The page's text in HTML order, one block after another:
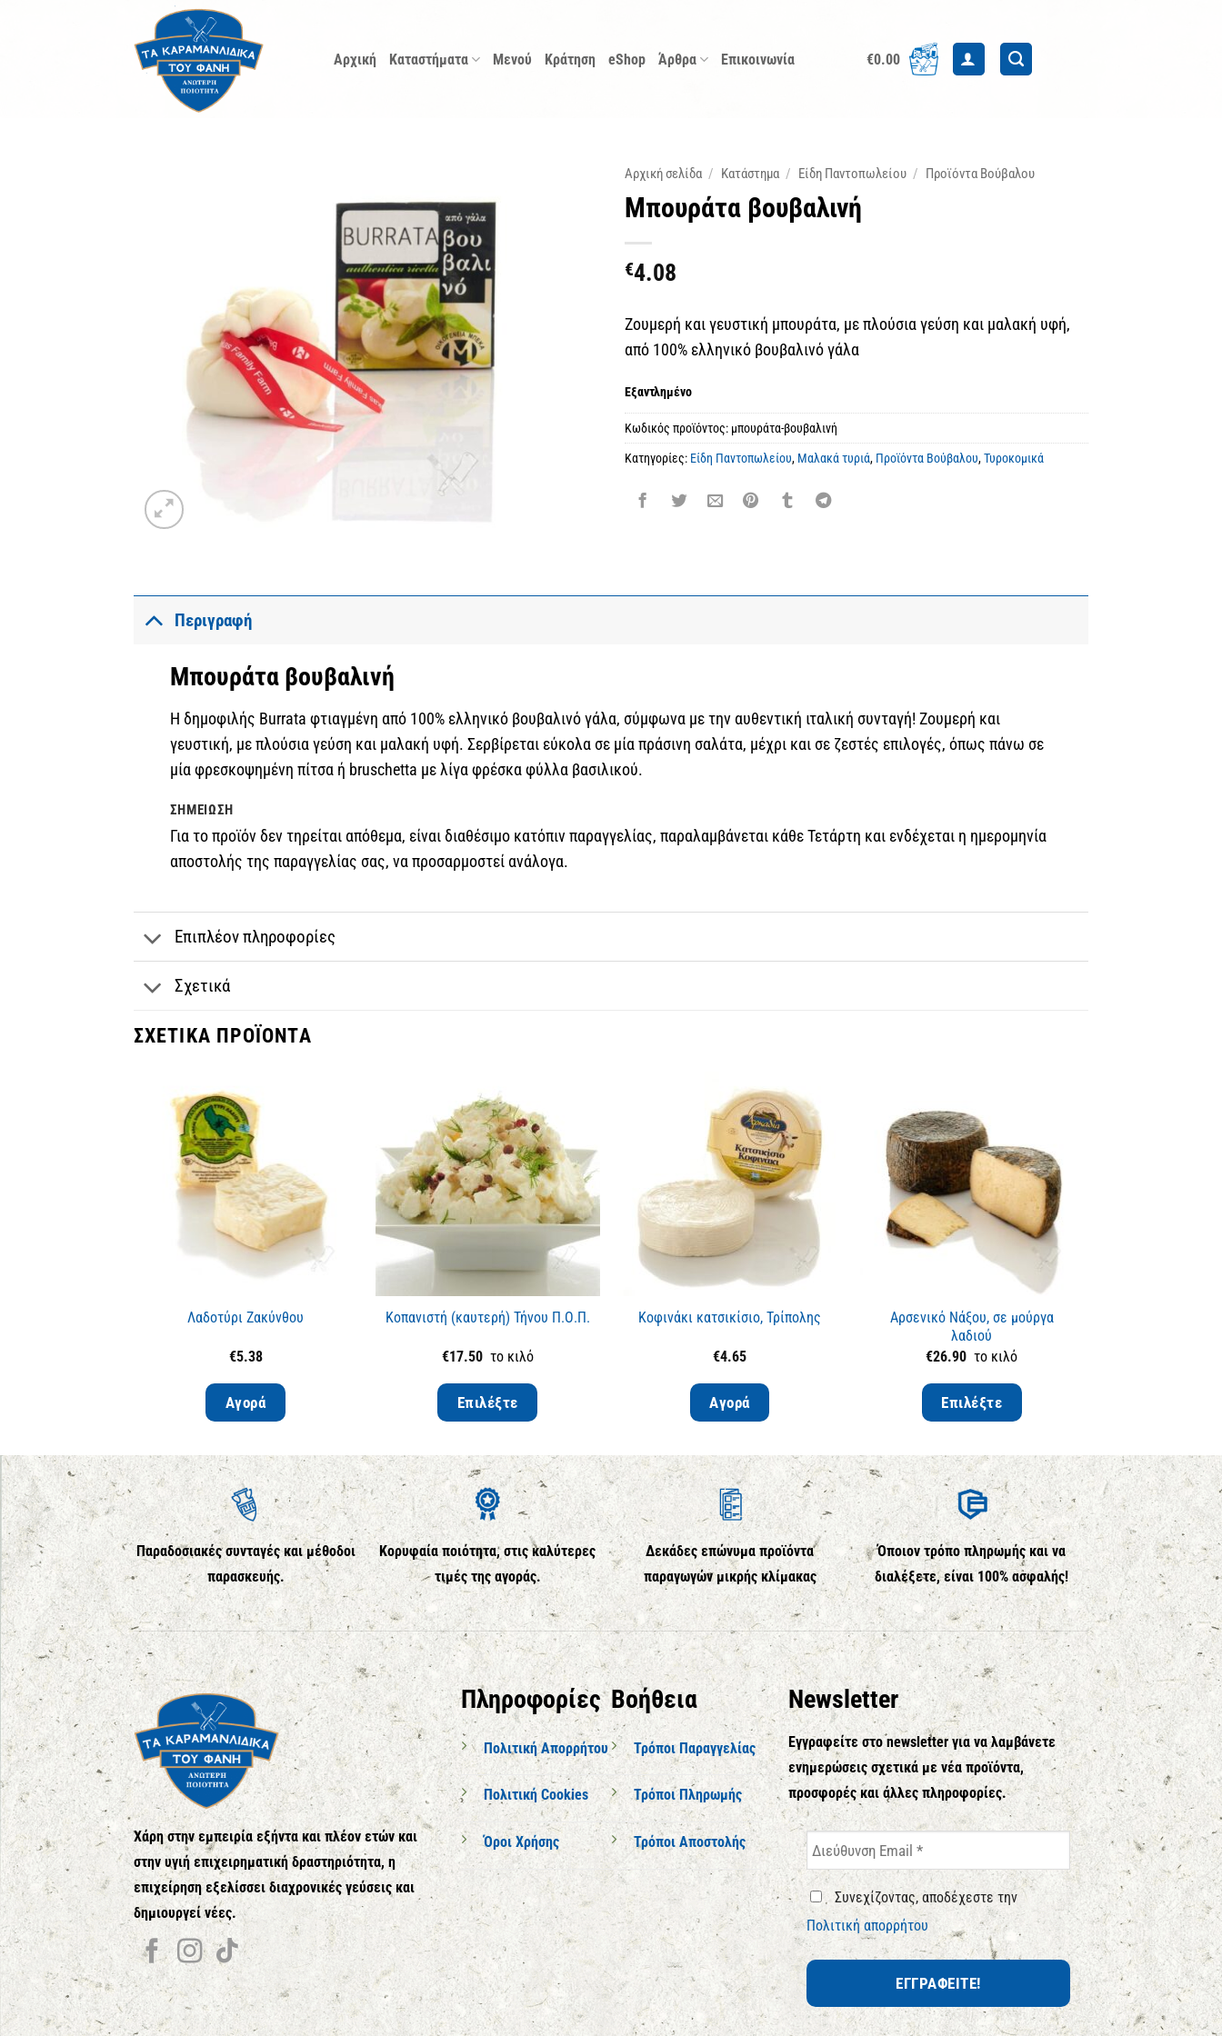
Αρχική Καταστήματα Μενού Κράτηση eShop Άρθρα Επικοινωνία €0.00
Αρχική σελίδα / Κατάστημα / Είδη Παντοπωλείου / Προϊόντα Βούβαλου
Μπουράτα βουβαλινή
€4.08
Zουμερή και γευστική μπουράτα, με πλούσια γεύση και μαλακή υφή,
από 100% ελληνικό βουβαλινό γάλα
Εξαντλημένο
Κωδικός προϊόντος: μπουράτα-βουβαλινή
Κατηγορίες: Είδη Παντοπωλείου, Μαλακά τυριά, Προϊόντα Βούβαλου,Τυροκομικά
Περιγραφή
Μπουράτα βουβαλινή
Η δημοφιλής Burrata φτιαγμένη από 100% ελληνικό βουβαλινό γάλα, σύμφωνα με την αυθεντική ιταλική συνταγή! Zουμερή και
γευστική, με πλούσια γεύση και μαλακή υφή. Σερβίρεται εύκολα σε μία πράσινη σαλάτα, μέχρι και σε ζεστές επιλογές, όπως πάνω σε
μία φρεσκοψημένη πίτσα ή bruschetta με λίγα φρέσκα φύλλα βασιλικού.
ΣΗΜΕΊΩΣΗ
Για το προϊόν δεν τηρείται απόθεμα, είναι διαθέσιμο κατόπιν παραγγελίας, παραλαμβάνεται κάθε Τετάρτη και ενδέχεται η ημερομηνία
αποστολής της παραγγελίας σας, να προσαρμοστεί ανάλογα.
Επιπλέον πληροφορίες
Σχετικά
ΣΧΕΤΙΚΆ ΠΡΟΪΌΝΤΑ
Λαδοτύρι Ζακύνθου
€5.38
Αγορά
Κοπανιστή (καυτερή) Τήνου Π.Ο.Π.
€17.50το κιλό
Επιλέξτε
Κοφινάκι κατσικίσιο, Τρίπολης
€4.65
Αγορά
Αρσενικό Νάξου, σε μούργα
λαδιού
€26.90 το κιλό
Επιλέξτε
Παραδοσιακές συνταγές και μέθοδοι
παρασκευής.
Κορυφαία ποιότητα, στις καλύτερες
τιμές της αγοράς.
Δεκάδες επώνυμα προϊόντα
παραγωγών μικρής κλίμακας
Όποιον τρόπο πληρωμής και να
διαλέξετε, είναι 100% ασφαλής!
Χάρη στην εμπειρία εξήντα και πλέον ετών και
στην υγιή επιχειρηματική δραστηριότητα, η
επιχείρηση εξελίσσει διαχρονικές γεύσεις και
δημιουργεί νέες.
Πληροφορίες
Πολιτική Απορρήτου
Πολιτική Cookies
Όροι Χρήσης
Βοήθεια
Τρόποι Παραγγελίας
Τρόποι Πληρωμής
Τρόποι Αποστολής
Newsletter
Εγγραφείτε στο newsletter για να λαμβάνετε
ενημερώσεις σχετικά με νέα προϊόντα,
προσφορές και άλλες πληροφορίες.
Συνεχίζοντας, αποδέχεστε την
Πολιτική απορρήτου